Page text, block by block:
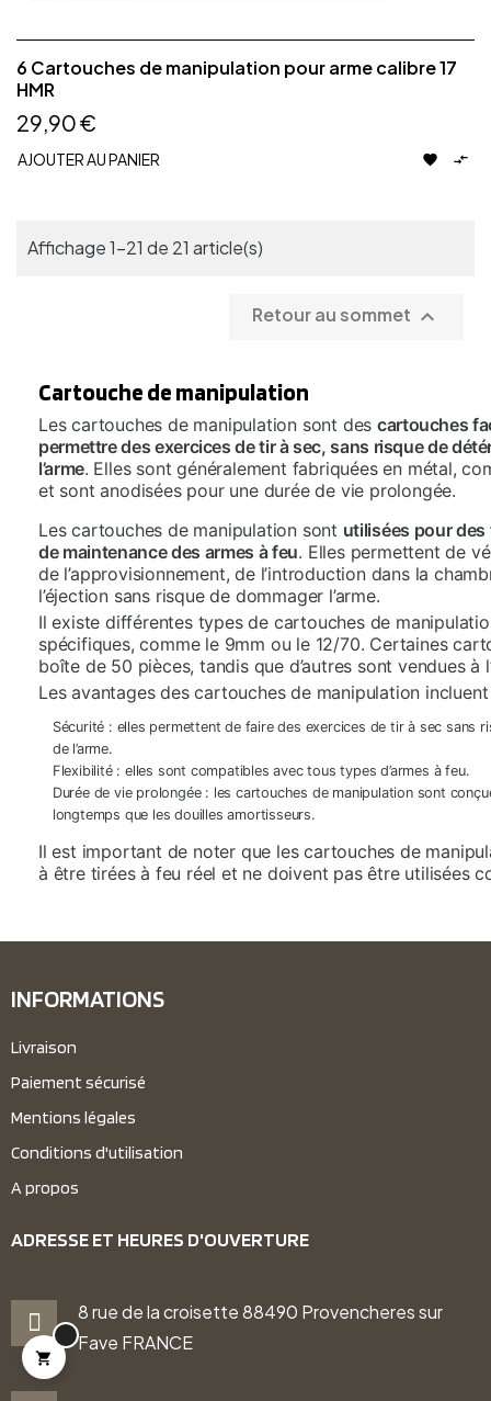
6 Cartouches de manipulation pour arme calibre 17
HMR
29,90 €
AJOUTER AU PANIER  
Affichage 1-21 de 21 article(s)
Retour au sommet 
Cartouche de manipulation
Les cartouches de manipulation sont des cartouches
permettre des exercices de tir à sec, sans risque de
l’arme. Elles sont généralement fabriquées en métal,
et sont anodisées pour une durée de vie prolongée.
Les cartouches de manipulation sont utilisées pour
de maintenance des armes à feu. Elles permettent de
de l’approvisionnement, de l’introduction dans la
l’éjection sans risque de dommager l’arme.
Il existe différentes types de cartouches de
spécifiques, comme le 9mm ou le 12/70. Certaines
boîte de 50 pièces, tandis que d’autres sont vendues à
Les avantages des cartouches de manipulation
Sécurité : elles permettent de faire des exercices de tir à sec sans
de l’arme.
Flexibilité : elles sont compatibles avec tous types d’armes à feu.
Durée de vie prolongée : les cartouches de manipulation sont
longtemps que les douilles amortisseurs.
Il est important de noter que les cartouches de
à être tirées à feu réel et ne doivent pas être utilisées
INFORMATIONS
Livraison
Paiement sécurisé
Mentions légales
Conditions d'utilisation
A propos
ADRESSE ET HEURES D'OUVERTURE
8 rue de la croisette 88490 Provencheres sur
Fave FRANCE
